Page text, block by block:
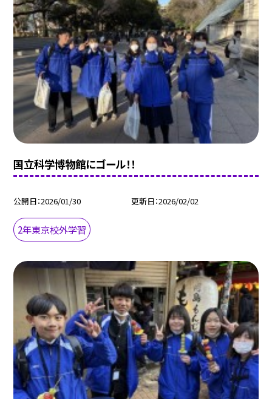
国立科学博物館にゴール！！
公開日 2026/01/30 更新日 2026/02/02
2年東京校外学習